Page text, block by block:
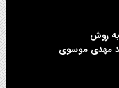
روش
مهدی موسوی